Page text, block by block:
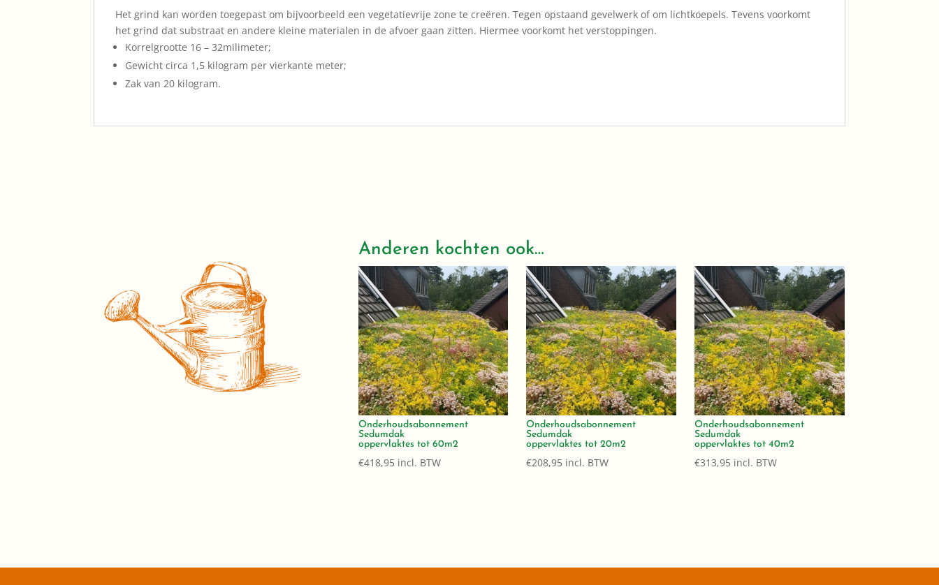
Het grind kan worden toegepast om bijvoorbeeld een vegetatievrije zone te creëren. Tegen opstaand gevelwerk of om lichtkoepels. Tevens voorkomt
het grind dat substraat en andere kleine materialen in de afvoer gaan zitten. Hiermee voorkomt het verstoppingen.
Korrelgrootte 16 – 32milimeter;
Gewicht circa 1,5 kilogram per vierkante meter;
Zak van 20 kilogram.
Anderen kochten ook…
Onderhoudsabonnement
Sedumdak
oppervlaktes tot 60m2
€418,95 incl. BTW
Onderhoudsabonnement
Sedumdak
oppervlaktes tot 20m2
€208,95 incl. BTW
Onderhoudsabonnement
Sedumdak
oppervlaktes tot 40m2
€313,95 incl. BTW